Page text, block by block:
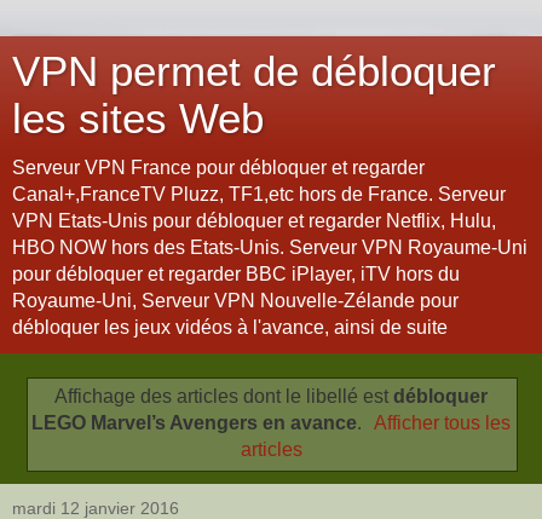
VPN permet de débloquer
les sites Web
Serveur VPN France pour débloquer et regarder
Canal+,FranceTV Pluzz, TF1,etc hors de France. Serveur
VPN Etats-Unis pour débloquer et regarder Netflix, Hulu,
HBO NOW hors des Etats-Unis. Serveur VPN Royaume-Uni
pour débloquer et regarder BBC iPlayer, iTV hors du
Royaume-Uni, Serveur VPN Nouvelle-Zélande pour
débloquer les jeux vidéos à l'avance, ainsi de suite
Affichage des articles dont le libellé est débloquer
LEGO Marvel’s Avengers en avance.
Afficher tous les
articles
mardi 12 janvier 2016